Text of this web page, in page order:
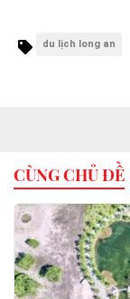
du lịch long an
CÙNG CHỦ ĐỀ